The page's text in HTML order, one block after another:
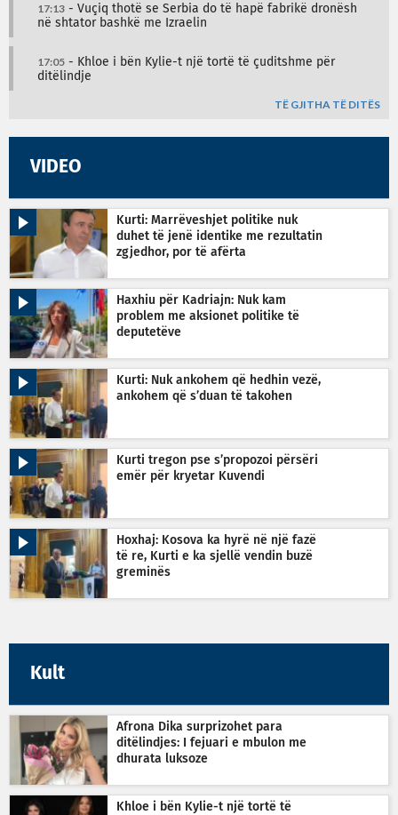
17:13 - Vuçiq thotë se Serbia do të hapë fabrikë dronësh
në shtator bashkë me Izraelin
17:05 - Khloe i bën Kylie-t një tortë të çuditshme për
ditëlindje
TË GJITHA TË DITËS
VIDEO
Kurti: Marrëveshjet politike nuk
duhet të jenë identike me rezultatin
zgjedhor, por të afërta
Haxhiu për Kadriajn: Nuk kam
problem me aksionet politike të
deputetëve
Kurti: Nuk ankohem që hedhin vezë,
ankohem që s’duan të takohen
Kurti tregon pse s’propozoi përsëri
emër për kryetar Kuvendi
Hoxhaj: Kosova ka hyrë në një fazë
të re, Kurti e ka sjellë vendin buzë
greminës
Kult
Afrona Dika surprizohet para
ditëlindjes: I fejuari e mbulon me
dhurata luksoze
Khloe i bën Kylie-t një tortë të